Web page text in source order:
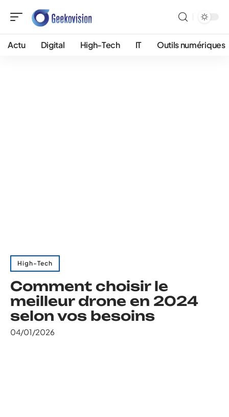
Actu Digital High-Tech IT Outils numériques
High-Tech
Comment choisir le
meilleur drone en 2024
selon vos besoins
04/01/2026